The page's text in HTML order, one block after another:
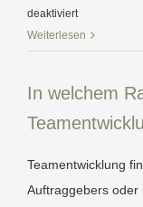
deaktiviertfür
Worin
Nutzen
von
Weiterlesen
In welchem
Teamentwicklung
Auftraggebers